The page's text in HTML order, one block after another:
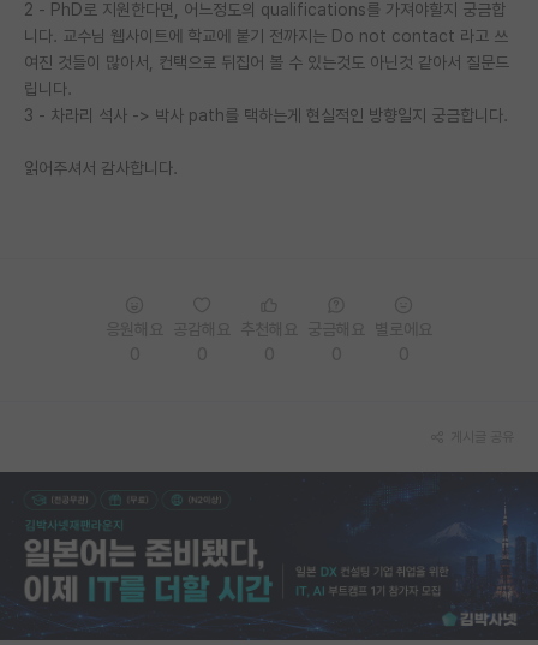
장학금/장학생 게시판
학술 정보 게시판
2 - PhD로 지원한다면, 어느정도의 qualifications를 가져야할지 궁금합
니다. 교수님 웹사이트에 학교에 붙기 전까지는 Do not contact 라고 쓰
여진 것들이 많아서, 컨택으로 뒤집어 볼 수 있는것도 아닌것 같아서 질문드
립니다.
3 - 차라리 석사 -> 박사 path를 택하는게 현실적인 방향일지 궁금합니다.
읽어주셔서 감사합니다.